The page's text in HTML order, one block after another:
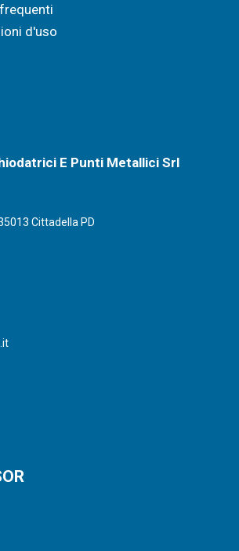
d'uso
E Punti Metallici Srl
Cittadella PD